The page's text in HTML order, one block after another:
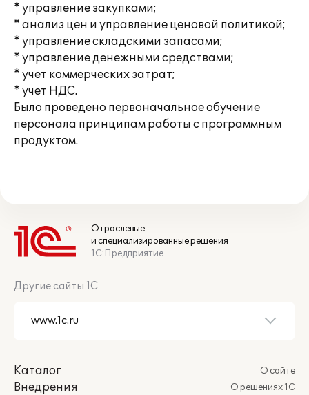
* управление закупками;
* анализ цен и управление ценовой политикой;
* управление складскими запасами;
* управление денежными средствами;
* учет коммерческих затрат;
* учет НДС.
Было проведено первоначальное обучение
персонала принципам работы с программным
продуктом.
Отраслевые
и специализированные решения
1С:Предприятие
Другие сайты 1С
Каталог
Внедрения
О сайте
О решениях 1С